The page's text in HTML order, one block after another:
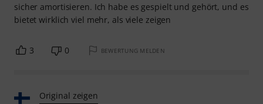
sicher amortisieren. Ich habe es gespielt und gehört, und es
bietet wirklich viel mehr, als viele zeigen
3 0 BEWERTUNG MELDEN
Original zeigen